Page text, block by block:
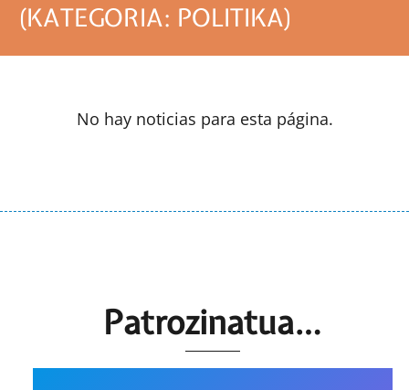
(KATEGORIA: POLITIKA)
No hay noticias para esta página.
Patrozinatua…